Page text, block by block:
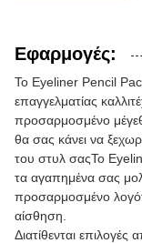
Εφαρμογές:
Το Eyeliner Pencil
επαγγελματίας
προσαρμοσμένο
θα σας κάνει να
του στυλ σαςΤο
τα αγαπημένα σας
προσαρμοσμένο
αίσθηση.
Διατίθενται